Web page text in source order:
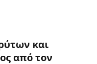
και
από τον